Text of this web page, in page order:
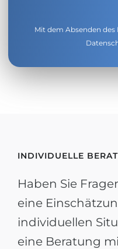
Mit dem Absenden
INDIVIDUELLE
Haben Sie
eine
individuellen
eine Beratung